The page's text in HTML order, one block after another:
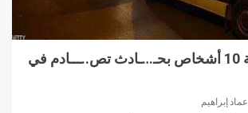
بالأسماء… إصابة 10 أشخاص بحـ…ـادث تص..ـــادم في
عماد إبراهيم